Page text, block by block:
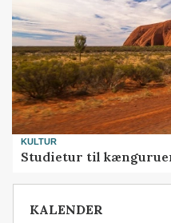
KULTUR
Studietur til
KALENDER